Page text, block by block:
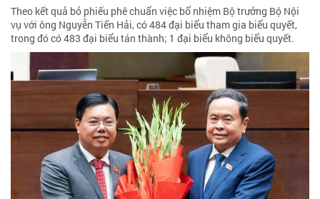
Theo kết quả bỏ phiếu phê chuẩn việc bổ nhiệm Bộ trưởng Bộ Nội
vụ với ông Nguyễn Tiến Hải, có 484 đại biểu tham gia biểu quyết,
trong đó có 483 đại biểu tán thành; 1 đại biểu không biểu quyết.